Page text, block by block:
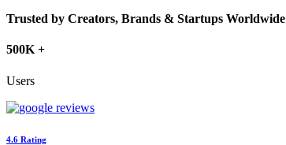
Trusted by Creators, Brands & Startups Worldwide
500K +
Users
4.6 Rating